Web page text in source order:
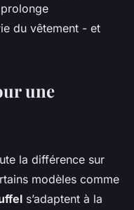
prolonge
du vêtement - et
une
la différence sur
modèles comme
s’adaptent à la